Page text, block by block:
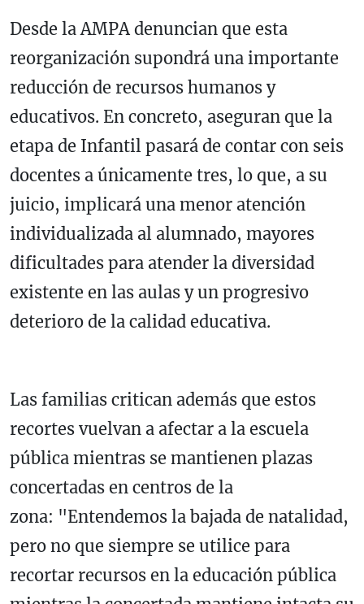
Desde la AMPA denuncian que esta
reorganización supondrá una importante
reducción de recursos humanos y
educativos. En concreto, aseguran que la
etapa de Infantil pasará de contar con seis
docentes a únicamente tres, lo que, a su
juicio, implicará una menor atención
individualizada al alumnado, mayores
dificultades para atender la diversidad
existente en las aulas y un progresivo
deterioro de la calidad educativa.
Las familias critican además que estos
recortes vuelvan a afectar a la escuela
pública mientras se mantienen plazas
concertadas en centros de la
zona: "Entendemos la bajada de natalidad,
pero no que siempre se utilice para
recortar recursos en la educación pública